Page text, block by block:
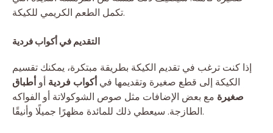
تكمل الطعم الكريمي للكيكة.
التقديم في أكواب فردية
إذا كنت ترغب في تقديم الكيكة بطريقة مبتكرة، يمكنك تقسيم
الكيكة إلى قطع صغيرة وتقديمها في أكواب فردية أو أطباق
صغيرة مع بعض الإضافات مثل صوص الشوكولاتة أو الفواكه
الطازجة. سيعطي ذلك للمائدة مظهرًا جميلًا وأنيقًا.